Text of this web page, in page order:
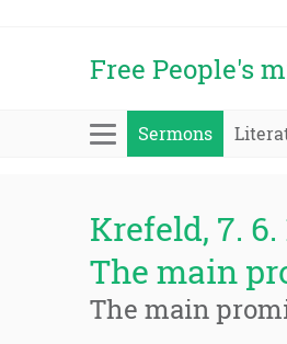
Free People's
Sermons
Krefeld, 7. 6.
The main
The main